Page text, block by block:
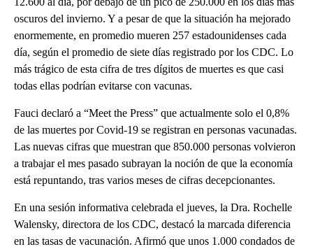
oscuros del invierno. Y a pesar de que la situación ha mejorado
enormemente, en promedio mueren 257 estadounidenses cada
día, según el promedio de siete días registrado por los CDC. Lo
más trágico de esta cifra de tres dígitos de muertes es que casi
todas ellas podrían evitarse con vacunas.
Fauci declaró a “Meet the Press” que actualmente solo el 0,8%
de las muertes por Covid-19 se registran en personas vacunadas.
Las nuevas cifras que muestran que 850.000 personas volvieron
a trabajar el mes pasado subrayan la noción de que la economía
está repuntando, tras varios meses de cifras decepcionantes.
En una sesión informativa celebrada el jueves, la Dra. Rochelle
Walensky, directora de los CDC, destacó la marcada diferencia
en las tasas de vacunación. Afirmó que unos 1.000 condados de